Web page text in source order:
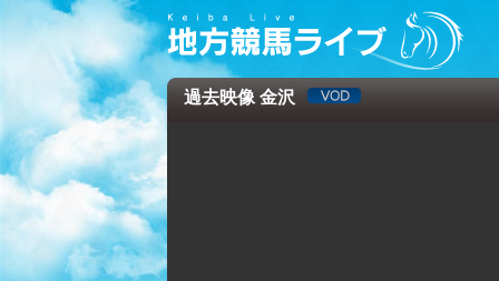
過去映像 金沢